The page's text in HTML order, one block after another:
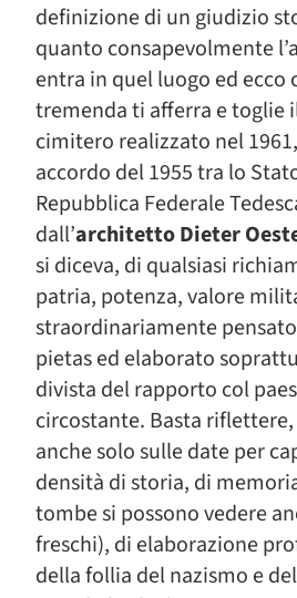
definizione di un giudizio
quanto consapevolmente
entra in quel luogo ed ecco
tremenda ti afferra e toglie
cimitero realizzato nel
accordo del 1955 tra lo
Repubblica Federale
dall’architetto Dieter
si diceva, di qualsiasi
patria, potenza, valore
straordinariamente
pietas ed elaborato
divista del rapporto col
circostante. Basta
anche solo sulle date per
densità di storia, di
tombe si possono vedere
freschi), di elaborazione
della follia del nazismo e